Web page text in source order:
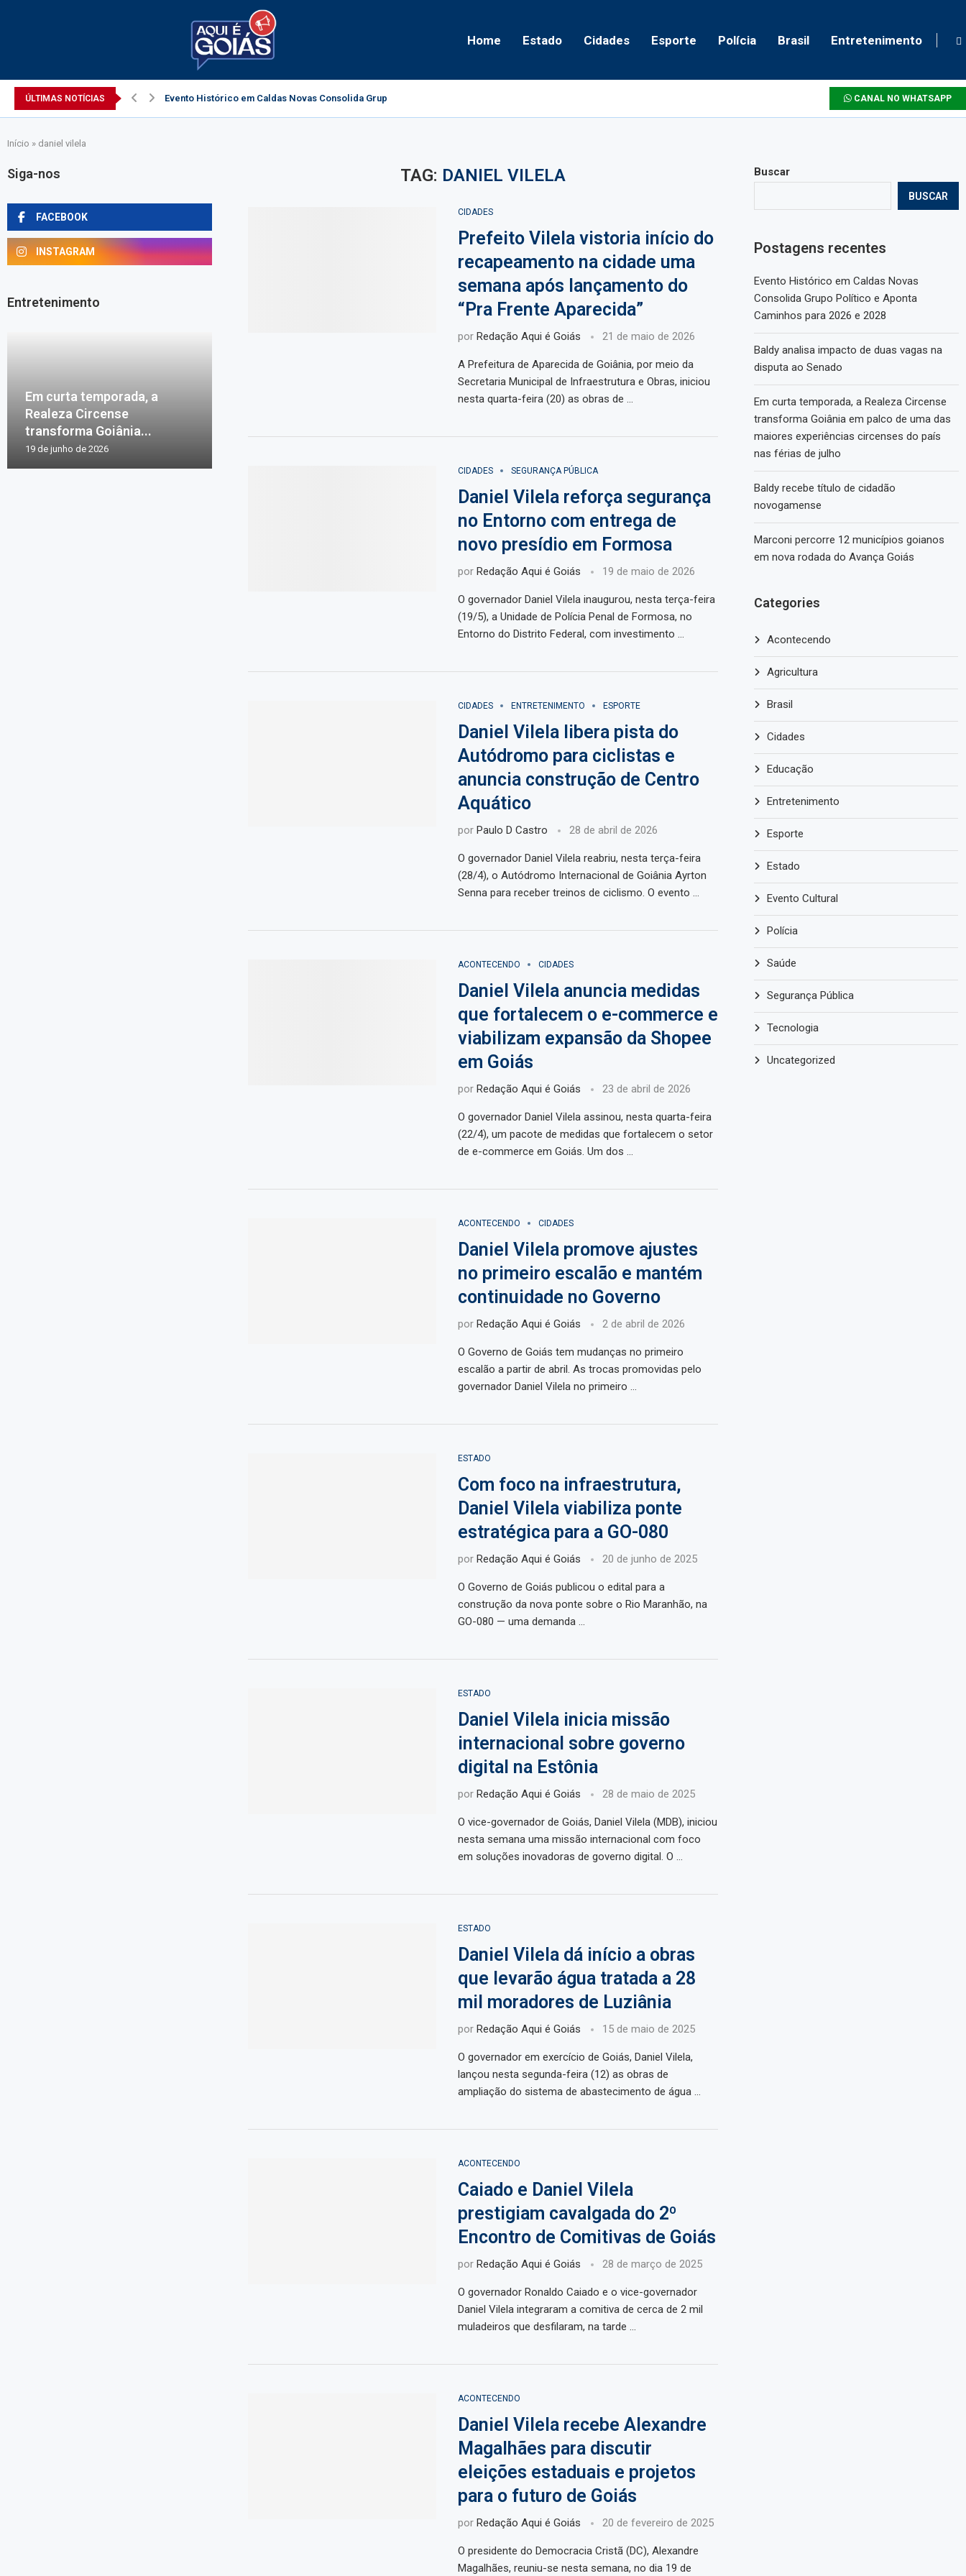
Home Estado Cidades Esporte Polícia Brasil Entretenimento
ÚLTIMAS NOTÍCIAS Evento Histórico em Caldas Novas Consolida Grupo Político e Aponta Caminhos... CANAL NO WHATSAPP
Início » daniel vilela
TAG: DANIEL VILELA
CIDADES
Prefeito Vilela vistoria início do
recapeamento na cidade uma
semana após lançamento do
“Pra Frente Aparecida”
por Redação Aqui é Goiás 21 de maio de 2026
A Prefeitura de Aparecida de Goiânia, por meio da
Secretaria Municipal de Infraestrutura e Obras, iniciou
nesta quarta-feira (20) as obras de …
CIDADES SEGURANÇA PÚBLICA
Daniel Vilela reforça segurança
no Entorno com entrega de
novo presídio em Formosa
por Redação Aqui é Goiás 19 de maio de 2026
O governador Daniel Vilela inaugurou, nesta terça-feira
(19/5), a Unidade de Polícia Penal de Formosa, no
Entorno do Distrito Federal, com investimento …
CIDADES ENTRETENIMENTO ESPORTE
Daniel Vilela libera pista do
Autódromo para ciclistas e
anuncia construção de Centro
Aquático
por Paulo D Castro 28 de abril de 2026
O governador Daniel Vilela reabriu, nesta terça-feira
(28/4), o Autódromo Internacional de Goiânia Ayrton
Senna para receber treinos de ciclismo. O evento …
ACONTECENDO CIDADES
Daniel Vilela anuncia medidas
que fortalecem o e-commerce e
viabilizam expansão da Shopee
em Goiás
por Redação Aqui é Goiás 23 de abril de 2026
O governador Daniel Vilela assinou, nesta quarta-feira
(22/4), um pacote de medidas que fortalecem o setor
de e-commerce em Goiás. Um dos …
ACONTECENDO CIDADES
Daniel Vilela promove ajustes
no primeiro escalão e mantém
continuidade no Governo
por Redação Aqui é Goiás 2 de abril de 2026
O Governo de Goiás tem mudanças no primeiro
escalão a partir de abril. As trocas promovidas pelo
governador Daniel Vilela no primeiro …
ESTADO
Com foco na infraestrutura,
Daniel Vilela viabiliza ponte
estratégica para a GO-080
por Redação Aqui é Goiás 20 de junho de 2025
O Governo de Goiás publicou o edital para a
construção da nova ponte sobre o Rio Maranhão, na
GO-080 — uma demanda …
ESTADO
Daniel Vilela inicia missão
internacional sobre governo
digital na Estônia
por Redação Aqui é Goiás 28 de maio de 2025
O vice-governador de Goiás, Daniel Vilela (MDB), iniciou
nesta semana uma missão internacional com foco
em soluções inovadoras de governo digital. O …
ESTADO
Daniel Vilela dá início a obras
que levarão água tratada a 28
mil moradores de Luziânia
por Redação Aqui é Goiás 15 de maio de 2025
O governador em exercício de Goiás, Daniel Vilela,
lançou nesta segunda-feira (12) as obras de
ampliação do sistema de abastecimento de água …
ACONTECENDO
Caiado e Daniel Vilela
prestigiam cavalgada do 2º
Encontro de Comitivas de Goiás
por Redação Aqui é Goiás 28 de março de 2025
O governador Ronaldo Caiado e o vice-governador
Daniel Vilela integraram a comitiva de cerca de 2 mil
muladeiros que desfilaram, na tarde …
ACONTECENDO
Daniel Vilela recebe Alexandre
Magalhães para discutir
eleições estaduais e projetos
para o futuro de Goiás
por Redação Aqui é Goiás 20 de fevereiro de 2025
O presidente do Democracia Cristã (DC), Alexandre
Magalhães, reuniu-se nesta semana, no dia 19 de
Buscar
BUSCAR
Postagens recentes
Evento Histórico em Caldas Novas
Consolida Grupo Político e Aponta
Caminhos para 2026 e 2028
Baldy analisa impacto de duas vagas na
disputa ao Senado
Em curta temporada, a Realeza Circense
transforma Goiânia em palco de uma das
maiores experiências circenses do país
nas férias de julho
Baldy recebe título de cidadão
novogamense
Marconi percorre 12 municípios goianos
em nova rodada do Avança Goiás
Categories
Acontecendo
Agricultura
Brasil
Cidades
Educação
Entretenimento
Esporte
Estado
Evento Cultural
Polícia
Saúde
Segurança Pública
Tecnologia
Uncategorized
Siga-nos
FACEBOOK
INSTAGRAM
Entretenimento
Em curta temporada, a
Realeza Circense
transforma Goiânia...
19 de junho de 2026